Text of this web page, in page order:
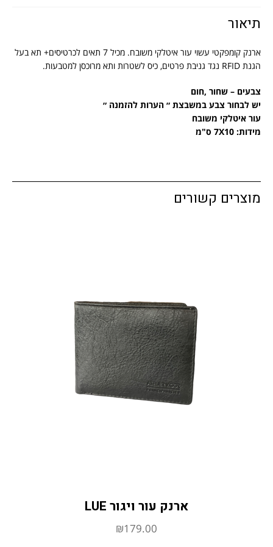
תיאור
ארנק קומפקטי עשוי עור איטלקי משובח. מכיל 7 תאים לכרטיסים+ תא בעל
הגנת RFID נגד גניבת פרטים, כיס לשטרות ותא מרוכסן למטבעות.
צבעים – שחור ,חום
יש לבחור צבע במשבצת ״ הערות להזמנה ״
עור איטלקי משובח
מידות: 7X10 ס"מ
מוצרים קשורים
ארנק עור ויגור LUE
₪179.00